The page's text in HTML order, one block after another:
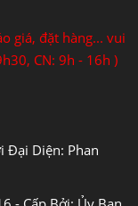
giá, đặt hàng... vui
CN: 9h - 16h )
Đại Diện: Phan